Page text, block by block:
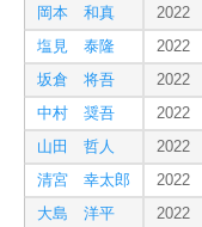
岡本 和真
2022
塩見 泰隆
2022
坂倉 将吾
2022
中村 奨吾
2022
山田 哲人
2022
清宮 幸太郎
2022
大島 洋平
2022